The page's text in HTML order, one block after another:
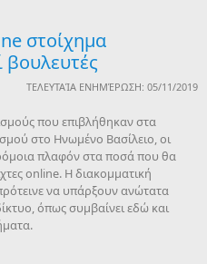
στοίχημα
βουλευτές
ΤΕΛΕΥΤΑΊΑ ΕΝΗΜΈΡΩΣΗ: 05/11/2019
που επιβλήθηκαν στα
στο Ηνωμένο Βασίλειο, οι
πλαφόν στα ποσά που θα
online. Η διακομματική
να υπάρξουν ανώτατα
όπως συμβαίνει εδώ και